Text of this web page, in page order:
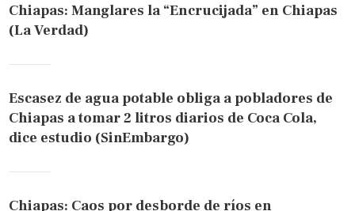
Chiapas: Manglares la “Encrucijada” en Chiapas
(La Verdad)
Escasez de agua potable obliga a pobladores de
Chiapas a tomar 2 litros diarios de Coca Cola,
dice estudio (SinEmbargo)
Chiapas: Caos por desborde de ríos en